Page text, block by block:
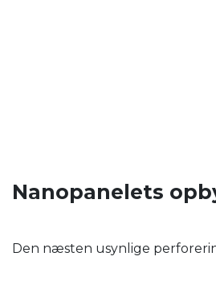
Nanopanelets
Den næsten usynlige